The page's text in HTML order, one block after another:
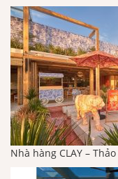
Nhà hàng CLAY –